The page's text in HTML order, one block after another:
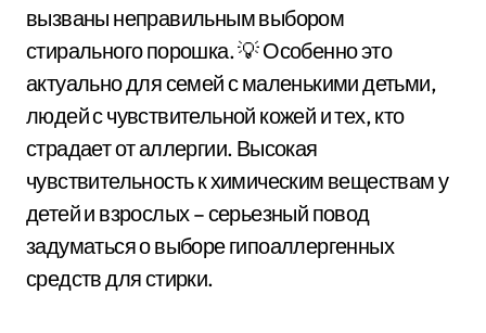
вызваны неправильным выбором
стирального порошка. 💡 Особенно это
актуально для семей с маленькими детьми,
людей с чувствительной кожей и тех, кто
страдает от аллергии. Высокая
чувствительность к химическим веществам у
детей и взрослых – серьезный повод
задуматься о выборе гипоаллергенных
средств для стирки.